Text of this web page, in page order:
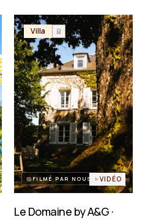
Villa
FILMÉ PAR NOUS VIDÉO
Le Domaine by A&G ·